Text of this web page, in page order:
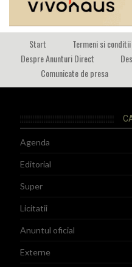
Start Termeni si conditii
Despre Anunturi Direct
Comunicate de presa
Agenda
Editorial
Super
Licitatii
Anuntul oficial
Externe